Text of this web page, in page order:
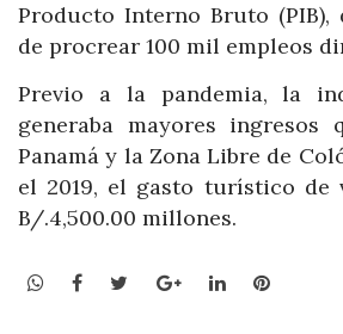
Producto Interno Bruto (PIB),
de procrear 100 mil empleos
Previo a la pandemia, la
generaba mayores ingresos
Panamá y la Zona Libre de
el 2019, el gasto turístico de
B/.4,500.00 millones.
WhatsApp
Facebook
TwitterGoogle+LinkedInPinterest